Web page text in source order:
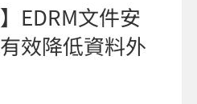
EDRM文件安
效降低資料外